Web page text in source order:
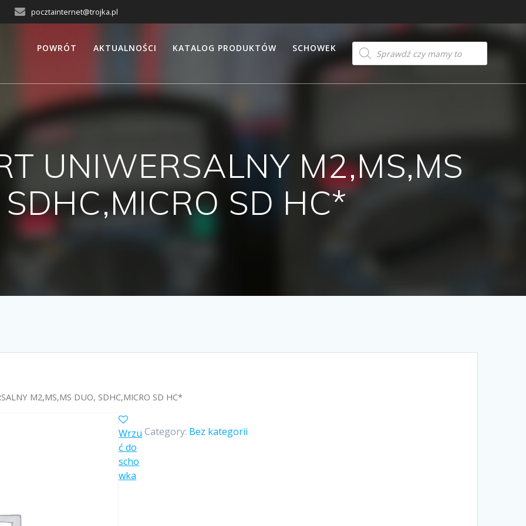
pocztainternet@trojka.pl
POWRÓT AKTUALNOŚCI KATALOG PRODUKTÓW SCHOWEK
Products
search
UNIWERSALNY M2,MS,MS
SDHC,MICRO SD HC*
M2,MS,MS DUO, SDHC,MICRO SD HC*
Category: Bez kategorii
Wrzu
ć do
scho
wka